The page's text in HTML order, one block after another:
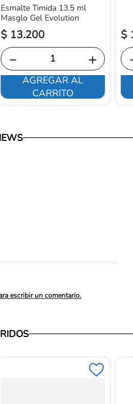
Esmalte Timida 13.5 ml
Masglo Gel Evolution
$ 13.200
＋
－
AGREGAR AL
CARRITO
$
escribir un comentario.